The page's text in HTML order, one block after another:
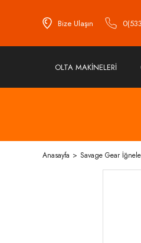
Bize Ulaşın
OLTA MAKİNELERİ
Anasayfa Savage Gear